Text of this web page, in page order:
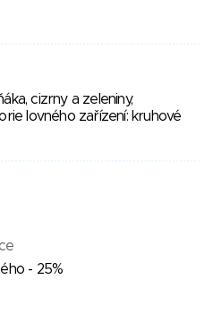
cizrny a zeleniny,
lovného zařízení: kruhové
- 25%